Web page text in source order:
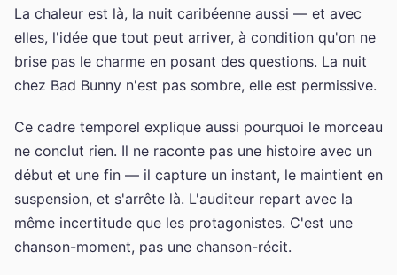
La chaleur est là, la nuit caribéenne aussi — et avec
elles, l'idée que tout peut arriver, à condition qu'on ne
brise pas le charme en posant des questions. La nuit
chez Bad Bunny n'est pas sombre, elle est permissive.
Ce cadre temporel explique aussi pourquoi le morceau
ne conclut rien. Il ne raconte pas une histoire avec un
début et une fin — il capture un instant, le maintient en
suspension, et s'arrête là. L'auditeur repart avec la
même incertitude que les protagonistes. C'est une
chanson-moment, pas une chanson-récit.